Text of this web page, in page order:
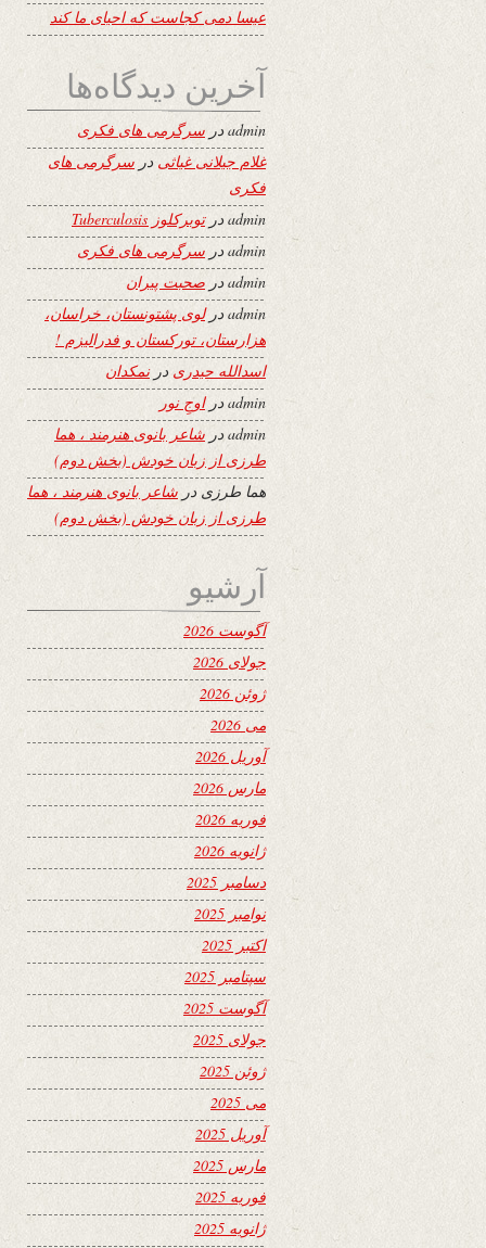
عیسا دمی کجاست که احیای ما کند
آخرین دیدگاه‌ها
adminدر سرگرمی های فکری
غلام جیلانی غیاثی در سرگرمی های
فکری
adminدرتوبرکلوز Tuberculosis
adminدر سرگرمی های فکری
adminدر صحبت پیران
adminدرلوی پشتونستان، خراسان،
هزارستان، تورکستان و فدرالیزم !
اسدالله حیدری درنمکدان
adminدراوجِ نور
adminدر شاعر بانوی هنرمند ، هما
طرزی از زبان خودش (بخش دوم)
هما طرزی در شاعر بانوی هنرمند ، هما
طرزی از زبان خودش (بخش دوم)
آرشیو
آگوست 2026
جولای 2026
ژوئن 2026
می 2026
آوریل 2026
مارس 2026
فوریه 2026
ژانویه 2026
دسامبر 2025
نوامبر 2025
اکتبر 2025
سپتامبر 2025
آگوست 2025
جولای 2025
ژوئن 2025
می 2025
آوریل 2025
مارس 2025
فوریه 2025
ژانویه 2025